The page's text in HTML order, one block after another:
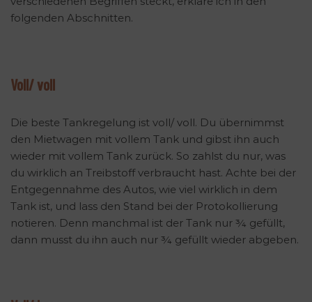
folgenden Abschnitten.
Voll/ voll
Die beste Tankregelung ist voll/ voll. Du übernimmst
den Mietwagen mit vollem Tank und gibst ihn auch
wieder mit vollem Tank zurück. So zahlst du nur, was
du wirklich an Treibstoff verbraucht hast. Achte bei der
Entgegennahme des Autos, wie viel wirklich in dem
Tank ist, und lass den Stand bei der Protokollierung
notieren. Denn manchmal ist der Tank nur ¾ gefüllt,
dann musst du ihn auch nur ¾ gefüllt wieder abgeben.